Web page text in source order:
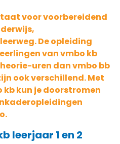
voor voorbereidend
De opleiding
van vmbo kb
uren dan vmbo bb
ook verschillend. Met
kb kun je doorstromen
leerjaar 1 en 2